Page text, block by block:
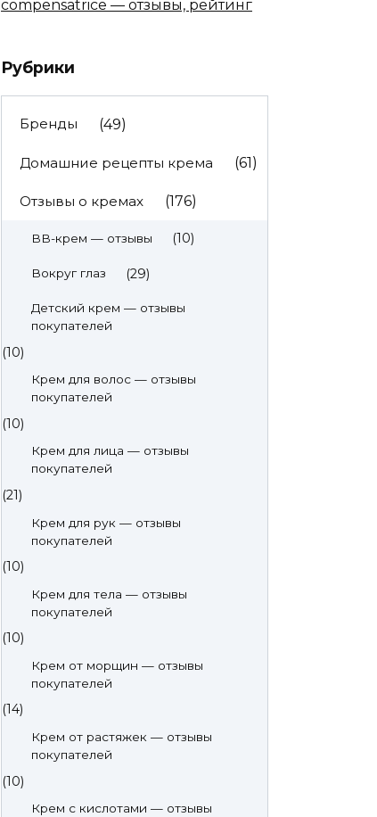
compensatrice — отзывы, рейтинг
Рубрики
Бренды (49)
Домашние рецепты крема (61)
Отзывы о кремах (176)
BB-крем — отзывы (10)
Вокруг глаз (29)
Детский крем — отзывы
покупателей
(10)
Крем для волос — отзывы
покупателей
(10)
Крем для лица — отзывы
покупателей
(21)
Крем для рук — отзывы
покупателей
(10)
Крем для тела — отзывы
покупателей
(10)
Крем от морщин — отзывы
покупателей
(14)
Крем от растяжек — отзывы
покупателей
(10)
Крем с кислотами — отзывы